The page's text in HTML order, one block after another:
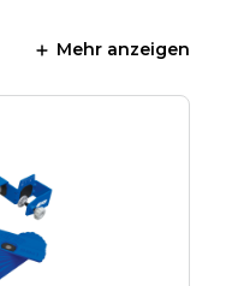
Mehr anzeigen